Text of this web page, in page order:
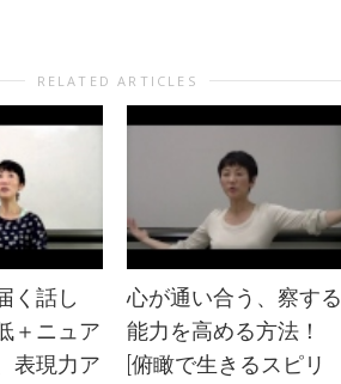
RELATED ARTICLES
く話し
＋ニュア
表現力ア
心が通い合う、察する
能力を高める方法！
[俯瞰で生きるスピリ